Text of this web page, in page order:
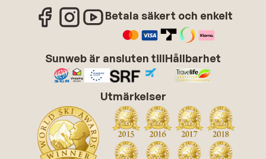
Betala säkert och enkelt
Sunweb är ansluten tillHållbarhet
Utmärkelser